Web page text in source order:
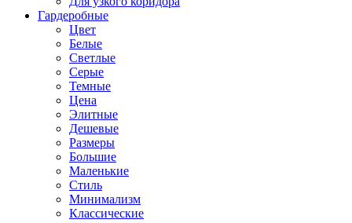
Гардеробные
Цвет
Белые
Светлые
Серые
Темные
Цена
Элитные
Дешевые
Размеры
Большие
Маленькие
Стиль
Минимализм
Классические